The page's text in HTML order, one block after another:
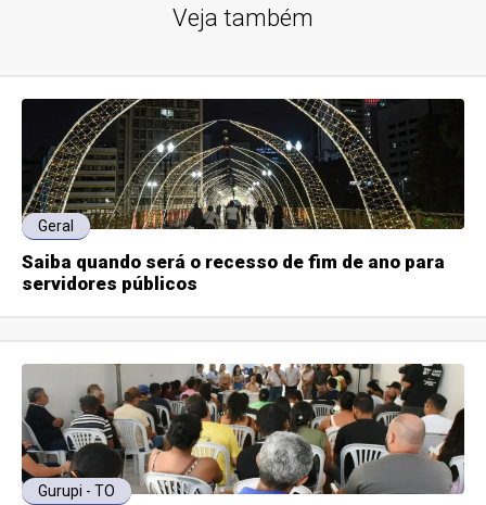
Veja também
Geral
Saiba quando será o recesso de fim de ano para
servidores públicos
Gurupi - TO